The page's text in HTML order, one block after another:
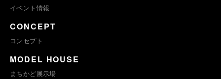
イベント情報
CONCEPT
コンセプト
MODEL HOUSE
まちかど展示場